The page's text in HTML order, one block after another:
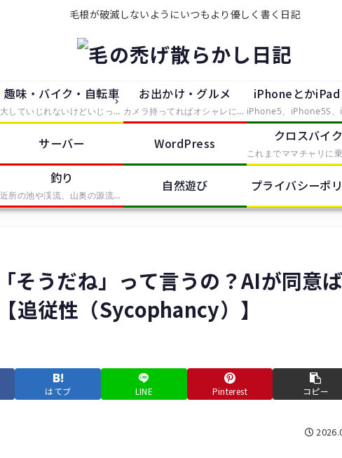
毛根が破滅しないようにいつもより優しく書く日記
趣味・バイク・自転車
大していじれないけどいじったつもりで中途半端に手を出したもの。主にタイヤが付いているものを便利にしたり修理したらレポートとして残していきます。
お出かけ・グルメ
カメラ持ってればオシャレになれるという動機で買ったEosKissDigitalを中心に、大した知識の無い中むやみやたらとシャッタースイッチを押していく記事。無駄に持っているPhotoShopCS2やIllustratorCS2、AfterEffectsなどの画像や動画の処理ソフトも少しずつ使って、体験記をレポートします。
iPhoneとか
サーバー WordPress クロスバイ
釣り
近所の池や渓流、山奥の源流から海まで、釣りをしたらここで釣果報告していきます。基本的に餌ばかりでルアーは苦手です。
自然遊び プライバシーポ
そうだね」って言うの？AIが同意
追従性（Sycophancy）】
はてブ LINE Pinterest コピー